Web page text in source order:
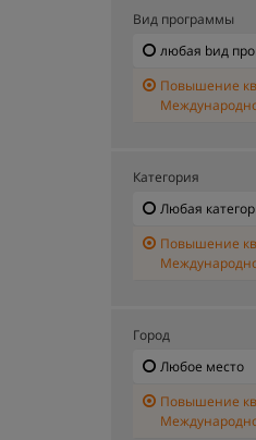
Вид программы
любая bид
Повышение
Категория
Любая
Повышение
Город
Любое место
Повышение